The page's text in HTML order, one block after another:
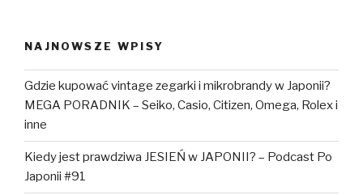
オ
オ
イ
リ
NAJNOWSZE WPISY
Gdzie kupować vintage zegarki i mikrobrandy w Japonii?
MEGA PORADNIK – Seiko, Casio, Citizen, Omega, Rolex i
inne
Kiedy jest prawdziwa JESIEŃ w JAPONII? – Podcast Po
Japonii #91